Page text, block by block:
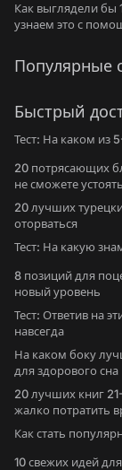
Как выглядели бы
узнаем это с
Популярные
Быстрый
Тест: На каком из
20 потрясающих
не сможете устоять
20 лучших
оторваться
Тест: На какую
8 позиций для
новый уровень
Тест: Ответив на
навсегда
На каком боку
для здорового сна
20 лучших книг
жалко потратить
Как стать
10 свежих идей